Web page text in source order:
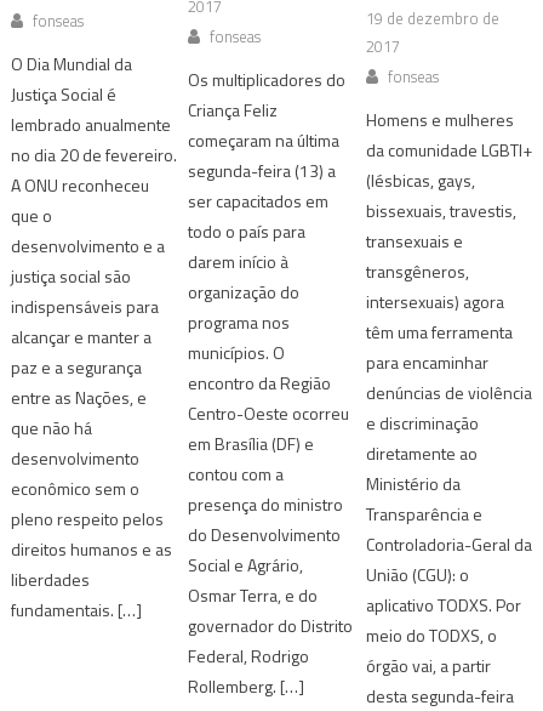
fonseas
O Dia Mundial da
Justiça Social é
lembrado anualmente
no dia 20 de fevereiro.
A ONU reconheceu
que o
desenvolvimento e a
justiça social são
indispensáveis para
alcançar e manter a
paz e a segurança
entre as Nações, e
que não há
desenvolvimento
econômico sem o
pleno respeito pelos
direitos humanos e as
liberdades
fundamentais. […]
2017
fonseas
Os multiplicadores do
Criança Feliz
começaram na última
segunda-feira (13) a
ser capacitados em
todo o país para
darem início à
organização do
programa nos
municípios. O
encontro da Região
Centro-Oeste ocorreu
em Brasília (DF) e
contou com a
presença do ministro
do Desenvolvimento
Social e Agrário,
Osmar Terra, e do
governador do Distrito
Federal, Rodrigo
Rollemberg. […]
19 de dezembro de
2017
fonseas
Homens e mulheres
da comunidade LGBTI+
(lésbicas, gays,
bissexuais, travestis,
transexuais e
transgêneros,
intersexuais) agora
têm uma ferramenta
para encaminhar
denúncias de violência
e discriminação
diretamente ao
Ministério da
Transparência e
Controladoria-Geral da
União (CGU): o
aplicativo TODXS. Por
meio do TODXS, o
órgão vai, a partir
desta segunda-feira